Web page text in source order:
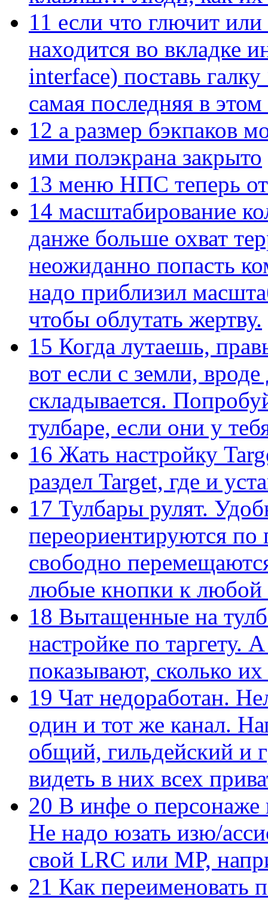
11 если что глючит
находится во вкладке
interface) поставь
самая последняя в
12 а размер бэкпаков
ими полэкрана закрыто
13 меню НПС теперь
14 масштабирование
данже больше охват
неожиданно попасть
надо приблизил
чтобы облутать жертву.
15 Когда лутаешь,
вот если с земли,
складывается.
тулбаре, если они у
16 Жать настройку
раздел Target, где и
17 Тулбары рулят.
переориентируются по
свободно
любые кнопки к любой
18 Вытащенные на
настройке по
показывают, сколько их
19 Чат недоработан.
один и тот же канал.
общий, гильдейский и
видеть в них всех
20 В инфе о персонаже
Не надо юзать изю/
свой LRC или МР,
21 Как переименовать